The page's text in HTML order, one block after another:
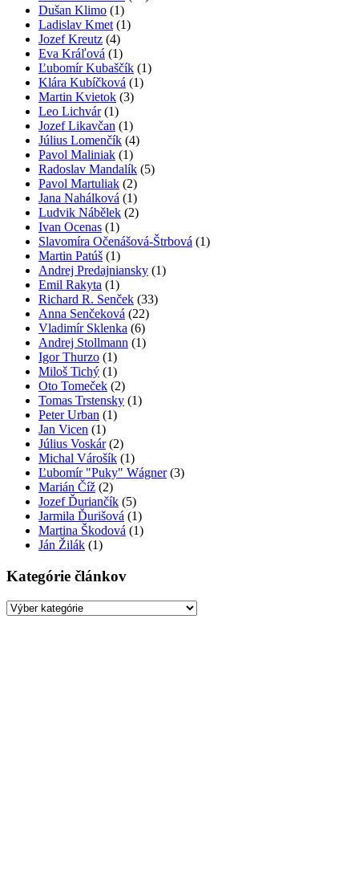
Dušan Klimo (1)
Ladislav Kmet (1)
Jozef Kreutz (4)
Eva Kráľová (1)
Ľubomír Kubaščík (1)
Klára Kubíčková (1)
Martin Kvietok (3)
Leo Lichvár(1)
Jozef Likavčan (1)
Július Lomenčík (4)
Pavol Maliniak (1)
Radoslav Mandalík (5)
Pavol Martuliak (2)
Jana Nahálková (1)
Ludvik Nábělek (2)
Ivan Ocenas (1)
Slavomíra Očenášová-Štrbová (1)
Martin Patúš (1)
Andrej Predajniansky (1)
Emil Rakyta (1)
Richard R. Senček (33)
Anna Senčeková (22)
Vladimír Sklenka (6)
Andrej Stollmann (1)
Igor Thurzo (1)
Miloš Tichý (1)
Oto Tomeček (2)
Tomas Trstensky (1)
Peter Urban (1)
Jan Vicen (1)
Július Voskár(2)
Michal Várošík (1)
Ľubomír "Puky" Wágner(3)
Marián Číž (2)
Jozef Ďuriančík (5)
Jarmila Ďurišová (1)
Martina Škodová (1)
Ján Žilák (1)
Kategórie článkov
Kategórie